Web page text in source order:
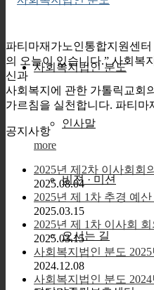
사회복지법인 분도
인사말
비젼 · 미션
오시는 길
파티마재가노인통합지원센터
의 오늘이 있습니다.” 사회복
신과
사회복지에 관한 가톨릭교회의
가르침을 실천합니다. 파티마
공지사항
more
2025년 제2차 이사회회
2025.08.04
2025년 제 1차 추경 예산
2025.03.15
2025년 제 1차 이사회
2025.03.15
사회복지법인 분도
2024.12.08
사회복지법인 분도